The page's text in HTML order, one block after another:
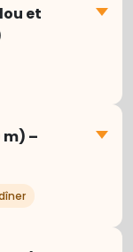
et
sites
de
de
m) –